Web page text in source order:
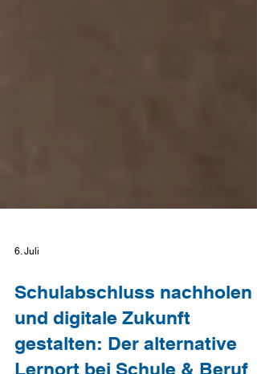
6. Juli
Schulabschluss nachholen
und digitale Zukunft